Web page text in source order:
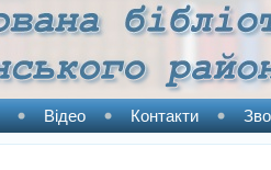
Відео Контакти